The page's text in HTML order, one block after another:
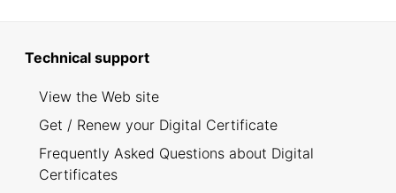
Technical support
View the Web site
Get / Renew your Digital Certificate
Frequently Asked Questions about Digital
Certificates